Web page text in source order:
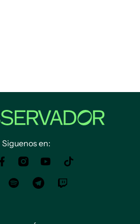
Siguenos en: